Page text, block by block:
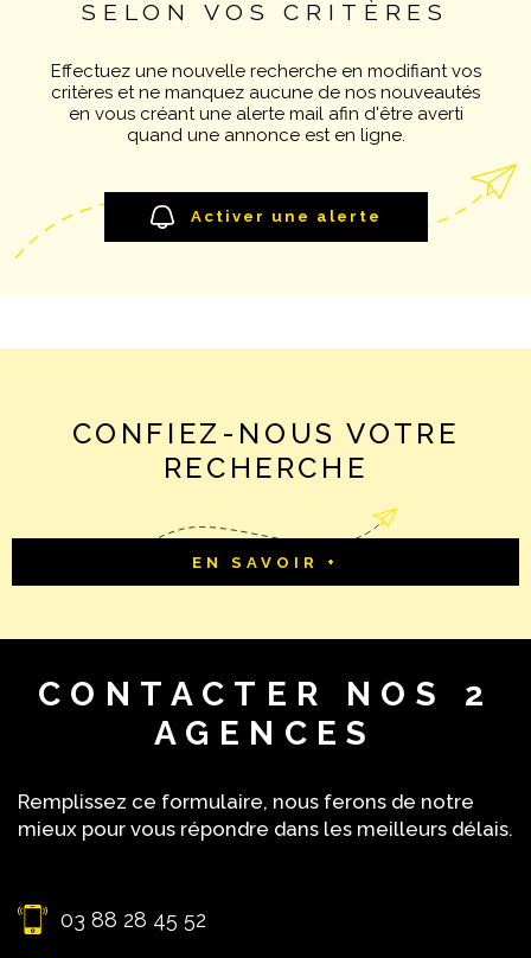
CONTACT
SELON VOS CRITÈRES
Effectuez une nouvelle recherche en modifiant vos
critères et ne manquez aucune de nos nouveautés
en vous créant une alerte mail afin d'être averti
quand une annonce est en ligne.
Activer une alerte
CONFIEZ-NOUS VOTRE
RECHERCHE
EN SAVOIR +
CONTACTER NOS 2
AGENCES
Remplissez ce formulaire, nous ferons de notre
mieux pour vous répondre dans les meilleurs délais.
03 88 28 45 52
RÉFÉRENCE
CRITÈRES SUPPLÉMENTAIRES
Piscine
Terrasse